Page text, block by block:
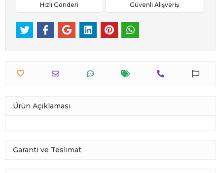
Hızlı Gönderi Güvenli Alışveriş
Ürün Açıklaması
Garanti ve Teslimat